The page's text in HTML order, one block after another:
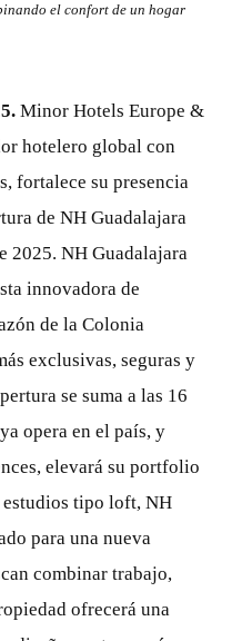
el confort de un hogar
Minor Hotels Europe &
hotelero global con
fortalece su presencia
de NH Guadalajara
2025. NH Guadalajara
innovadora de
de la Colonia
exclusivas, seguras y
se suma a las 16
opera en el país, y
elevará su portfolio
estudios tipo loft, NH
para una nueva
combinar trabajo,
ofrecerá una